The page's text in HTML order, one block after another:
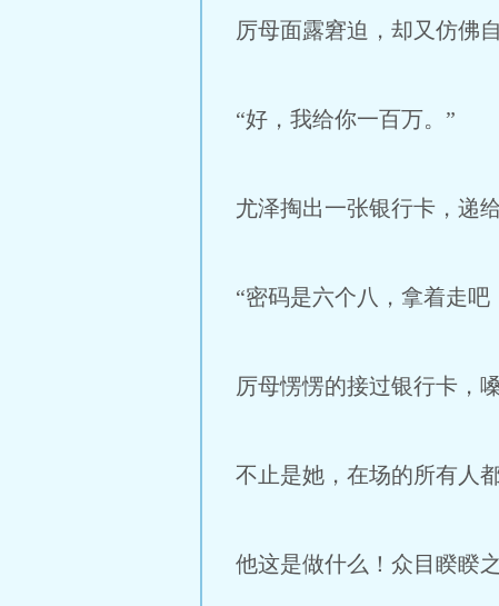
厉母面露窘迫，却又仿佛
“好，我给你一百万。”
尤泽掏出一张银行卡，递给
“密码是六个八，拿着走
厉母愣愣的接过银行卡，
不止是她，在场的所有人
他这是做什么！众目睽睽